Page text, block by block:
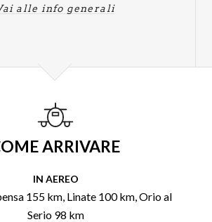
alle info generali
ARRIVARE
IN AEREO
155 km, Linate 100 km, Orio al
Serio 98 km